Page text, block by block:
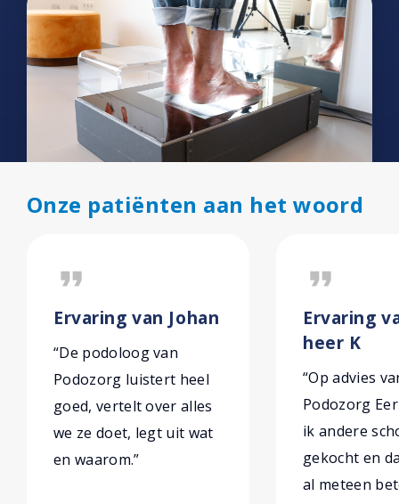
Onze patiënten aan het woord
format_quote
Ervaring van Johan
“De podoloog van
Podozorg luistert heel
goed, vertelt over alles
we ze doet, legt uit wat
en waarom.”
format_quote
Ervaring
heer K
“Op advies
Podozorg
ik andere
gekocht en
al meteen